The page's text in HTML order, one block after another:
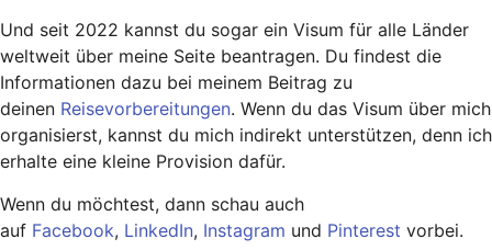
Und seit 2022 kannst du sogar ein Visum für alle Länder
weltweit über meine Seite beantragen. Du findest die
Informationen dazu bei meinem Beitrag zu
deinen Reisevorbereitungen. Wenn du das Visum über mich
organisierst, kannst du mich indirekt unterstützen, denn ich
erhalte eine kleine Provision dafür.
Wenn du möchtest, dann schau auch
auf Facebook, LinkedIn, Instagram und Pinterest vorbei.